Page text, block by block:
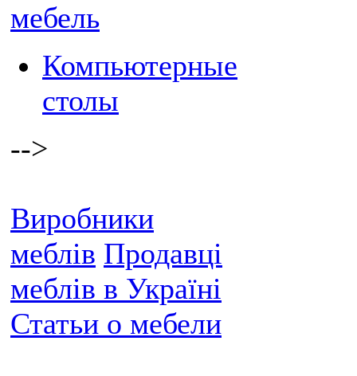
мебель
Компьютерные
столы
-->
Виробники
меблів Продавці
меблів в Україні
Статьи о мебели